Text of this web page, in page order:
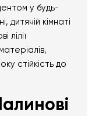
у будь-
дитячій кімнаті
лілії
стійкість до